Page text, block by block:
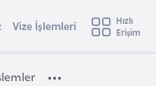
Vize İşlemleri
Hızlı
Erişim